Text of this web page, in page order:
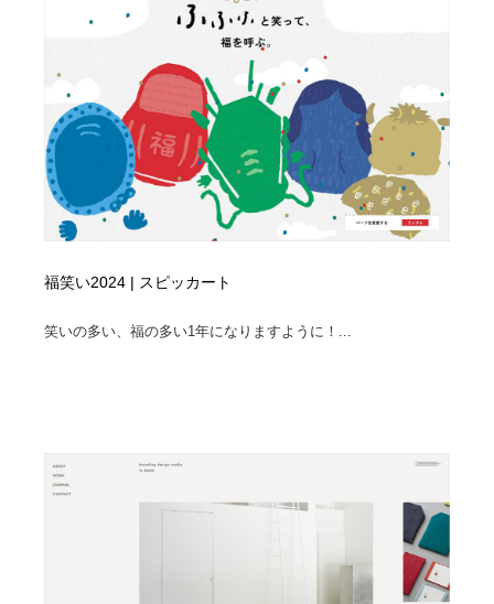
福笑い2024 | スピッカート
笑いの多い、福の多い1年になりますように！...